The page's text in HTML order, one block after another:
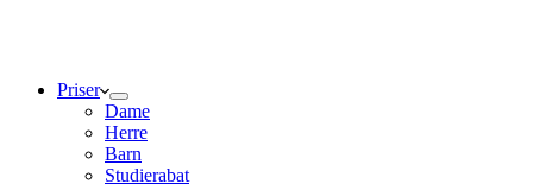
Priser
Dame
Herre
Barn
Studierabat